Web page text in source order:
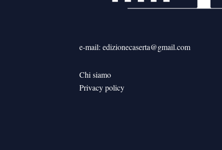
e-mail: edizionecaserta@gmail.com
Chi siamo
Privacy policy